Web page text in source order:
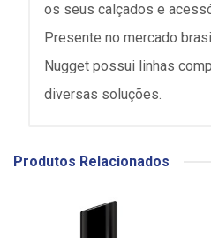
os seus calçados e
Presente no mercado
Nugget possui linhas
diversas soluções.
Produtos Relacionados